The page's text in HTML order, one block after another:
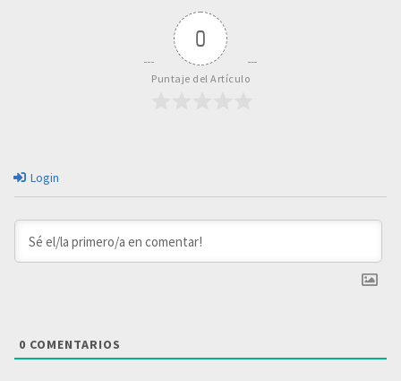
0
Puntaje del Artículo
Login
0 COMENTARIOS